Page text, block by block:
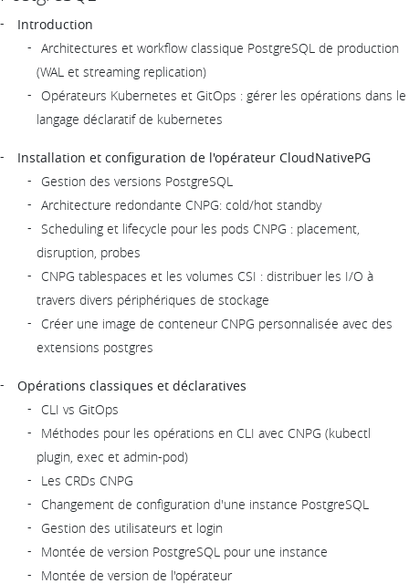
Introduction
Architectures et workflow classique PostgreSQL de production
(WAL et streaming replication)
Opérateurs Kubernetes et GitOps : gérer les opérations dans le
langage déclaratif de kubernetes
Installation et configuration de l'opérateur CloudNativePG
Gestion des versions PostgreSQL
Architecture redondante CNPG: cold/hot standby
Scheduling et lifecycle pour les pods CNPG : placement,
disruption, probes
CNPG tablespaces et les volumes CSI : distribuer les I/O à
travers divers périphériques de stockage
Créer une image de conteneur CNPG personnalisée avec des
extensions postgres
Opérations classiques et déclaratives
CLI vs GitOps
Méthodes pour les opérations en CLI avec CNPG (kubectl
plugin, exec et admin-pod)
Les CRDs CNPG
Changement de configuration d'une instance PostgreSQL
Gestion des utilisateurs et login
Montée de version PostgreSQL pour une instance
Montée de version de l'opérateur